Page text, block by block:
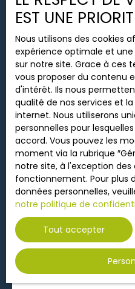
Poitiers (86000)
Localisation
Loyer max (€/mois)
Surface min (m²)
403€ /mois CC
Location T1 proche
1pièce 19.96 m²
REF : 218-CC À louer,
19,96 m², idéalement
du campus universitaire.
résidence calme, ce
état comprend une
kitchenette, un placard,
ainsi qu'un balcon. Il
individuel électrique. La
EST UNE
Nous utilisons des cookies
expérience optimale et
sur notre site. Grace à ces
vous proposer du contenu
d'intérêt. Ils nous
qualité de nos services et
internet. Nous utiliserons
personnelles pour
accord. Vous pouvez les
moment via la rubrique
notre site, à l'exception des
fonctionnement. Pour plus
données personnelles,
notre politique de
Tout accepter